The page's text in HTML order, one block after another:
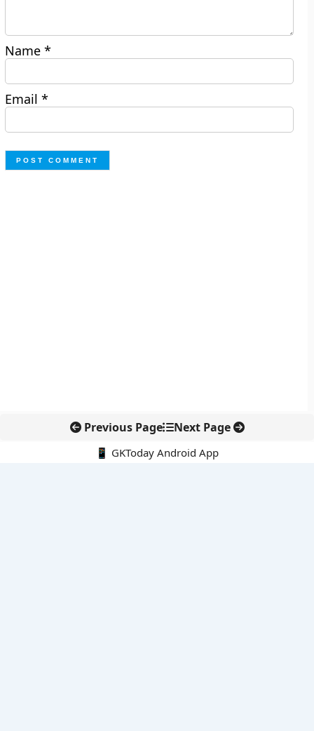
Name*
Email*
Previous Page Next Page
📱 GKToday Android App